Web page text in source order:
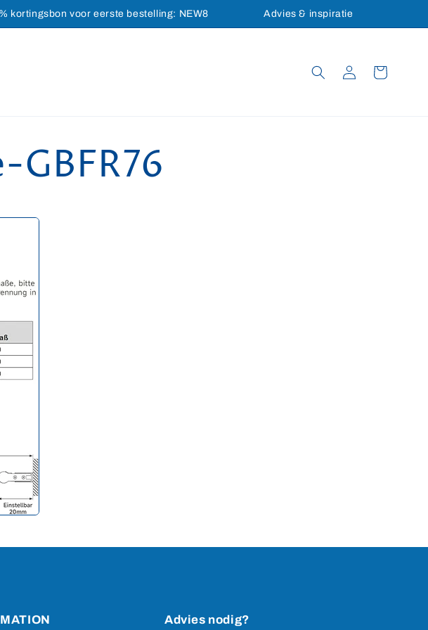
kortingsbon voor eerste bestelling: NEW8 Advies & inspiratie
InloggenWinkelwagen
Advies nodig?